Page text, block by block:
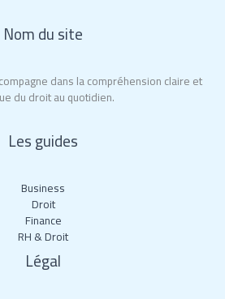
Nom du site
dans la compréhension claire et
du droit au quotidien.
Les guides
Business
Droit
Finance
RH & Droit
Légal